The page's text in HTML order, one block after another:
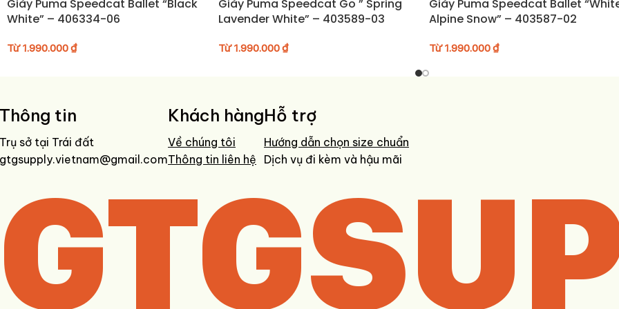
• Sử dụng bàn chải mềm để vệ sinh phần upper và đế ngoài
• Tránh phơi trực tiếp dưới ánh nắng mạnh trong thời gian dài
Giày Puma Speedcat Ballet “Black
White” – 406334-06
Từ1.990.000₫
Giày Puma Speedcat Go ” Spring
Lavender White” – 403589-03
Từ1.990.000₫
Giày Puma Speedcat Ballet “White
Alpine Snow” – 403587-02
Từ1.990.000₫
Thông tin
Trụ sở tại Trái đất
gtgsupply.vietnam@gmail.com
Khách hàng
Về chúng tôi
Thông tin liên hệ
Hỗ trợ
Hướng dẫn chọn size chuẩn
Dịch vụ đi kèm và hậu mãi